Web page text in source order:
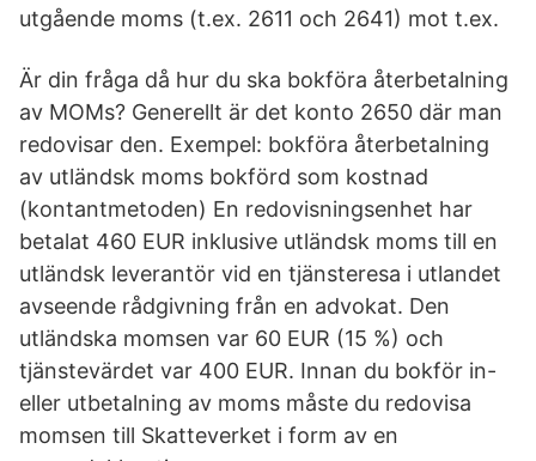
utgående moms (t.ex. 2611 och 2641) mot t.ex.
Är din fråga då hur du ska bokföra återbetalning
av MOMs? Generellt är det konto 2650 där man
redovisar den. Exempel: bokföra återbetalning
av utländsk moms bokförd som kostnad
(kontantmetoden) En redovisningsenhet har
betalat 460 EUR inklusive utländsk moms till en
utländsk leverantör vid en tjänsteresa i utlandet
avseende rådgivning från en advokat. Den
utländska momsen var 60 EUR (15 %) och
tjänstevärdet var 400 EUR. Innan du bokför in-
eller utbetalning av moms måste du redovisa
momsen till Skatteverket i form av en